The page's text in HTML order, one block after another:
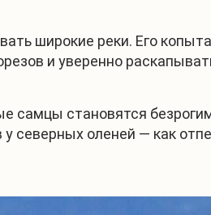
широкие реки. Его
и уверенно
самцы становятся
северных оленей — как